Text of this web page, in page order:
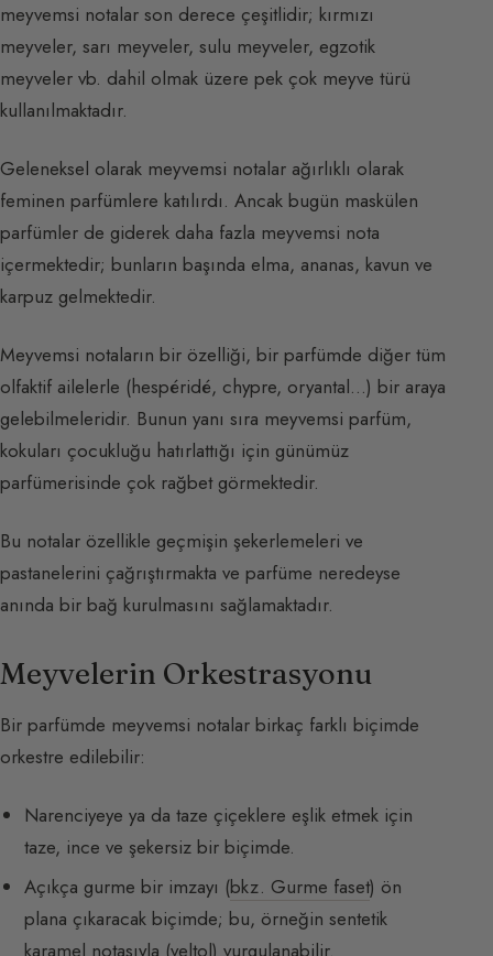
meyvemsi notalar son derece çeşitlidir; kırmızı
meyveler, sarı meyveler, sulu meyveler, egzotik
meyveler vb. dahil olmak üzere pek çok meyve türü
kullanılmaktadır.
Geleneksel olarak meyvemsi notalar ağırlıklı olarak
feminen parfümlere katılırdı. Ancak bugün maskülen
parfümler de giderek daha fazla meyvemsi nota
içermektedir; bunların başında elma, ananas, kavun ve
karpuz gelmektedir.
Meyvemsi notaların bir özelliği, bir parfümde diğer tüm
olfaktif ailelerle (hespéridé, chypre, oryantal…) bir araya
gelebilmeleridir. Bunun yanı sıra meyvemsi parfüm,
kokuları çocukluğu hatırlattığı için günümüz
parfümerisinde çok rağbet görmektedir.
Bu notalar özellikle geçmişin şekerlemeleri ve
pastanelerini çağrıştırmakta ve parfüme neredeyse
anında bir bağ kurulmasını sağlamaktadır.
Meyvelerin Orkestrasyonu
Bir parfümde meyvemsi notalar birkaç farklı biçimde
orkestre edilebilir:
Narenciyeye ya da taze çiçeklere eşlik etmek için
taze, ince ve şekersiz bir biçimde.
Açıkça gurme bir imzayı (bkz. Gurme faset) ön
plana çıkaracak biçimde; bu, örneğin sentetik
karamel notasıyla (veltol) vurgulanabilir.